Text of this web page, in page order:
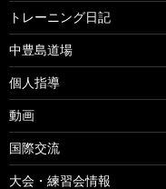
トレーニング日記
中豊島道場
個人指導
動画
国際交流
大会・練習会情報